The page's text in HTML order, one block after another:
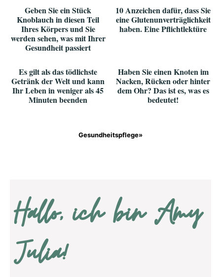
Geben Sie ein Stück
Knoblauch in diesen Teil
Ihres Körpers und Sie
werden sehen, was mit Ihrer
Gesundheit passiert
10 Anzeichen dafür, dass Sie
eine Glutenunverträglichkeit
haben. Eine Pflichtlektüre
Es gilt als das tödlichste
Getränk der Welt und kann
Ihr Leben in weniger als 45
Minuten beenden
Haben Sie einen Knoten im
Nacken, Rücken oder hinter
dem Ohr? Das ist es, was es
bedeutet!
Gesundheitspflege»
Hallo, ich bin Amy
Julia!